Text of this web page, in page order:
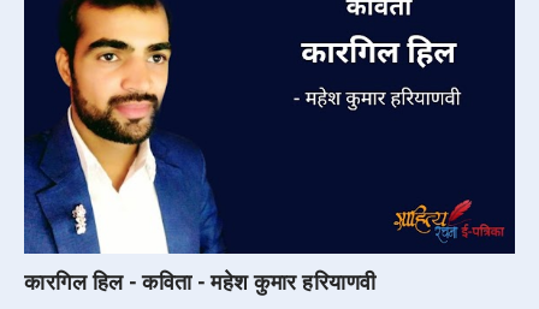
कारगिल हिल - कविता - महेश कुमार हरियाणवी